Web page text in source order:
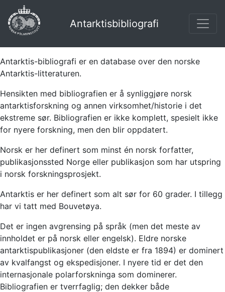
Antarktisbibliografi
Antarktis-bibliografi er en database over den norske
Antarktis-litteraturen.
Hensikten med bibliografien er å synliggjøre norsk
antarktisforskning og annen virksomhet/historie i det
ekstreme sør. Bibliografien er ikke komplett, spesielt ikke
for nyere forskning, men den blir oppdatert.
Norsk er her definert som minst én norsk forfatter,
publikasjonssted Norge eller publikasjon som har utspring
i norsk forskningsprosjekt.
Antarktis er her definert som alt sør for 60 grader. I tillegg
har vi tatt med Bouvetøya.
Det er ingen avgrensing på språk (men det meste av
innholdet er på norsk eller engelsk). Eldre norske
antarktispublikasjoner (den eldste er fra 1894) er dominert
av kvalfangst og ekspedisjoner. I nyere tid er det den
internasjonale polarforskninga som dominerer.
Bibliografien er tverrfaglig; den dekker både